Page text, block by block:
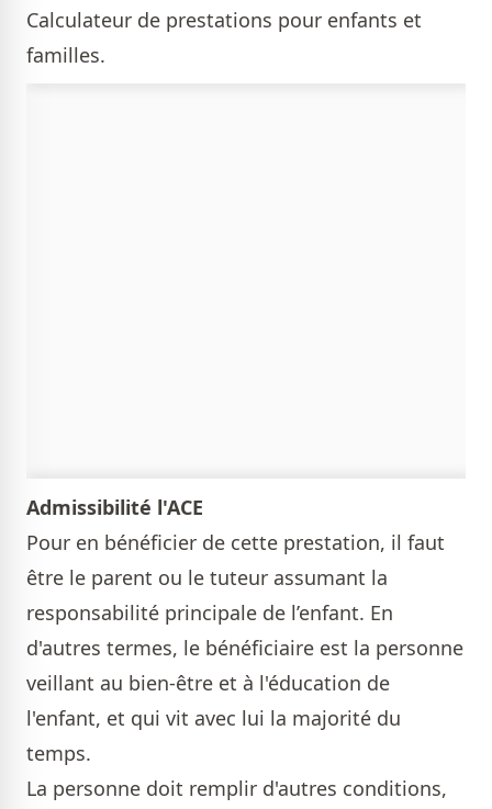
Calculateur de prestations pour enfants et
familles.
Admissibilité l'ACE
Pour en bénéficier de cette prestation, il faut
être le parent ou le tuteur assumant la
responsabilité principale de l’enfant. En
d'autres termes, le bénéficiaire est la personne
veillant au bien-être et à l'éducation de
l'enfant, et qui vit avec lui la majorité du
temps.
La personne doit remplir d'autres conditions,